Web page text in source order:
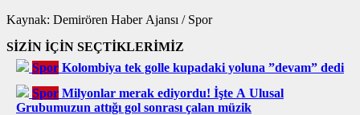
Kaynak: Demirören Haber Ajansı / Spor
SİZİN İÇİN SEÇTİKLERİMİZ
Spor Kolombiya tek golle kupadaki yoluna ”devam” dedi
Spor Milyonlar merak ediyordu! İşte A Ulusal
Grubumuzun attığı gol sonrası çalan müzik